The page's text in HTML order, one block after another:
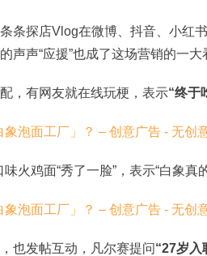
条探店Vlog在微博、抖音、小红
声声“应援”也成了这场营销的一大
，有网友就在线玩梗，表示“终于
火鸡面“秀了一脸”，表示“白象真
也发帖互动，凡尔赛提问“27岁入